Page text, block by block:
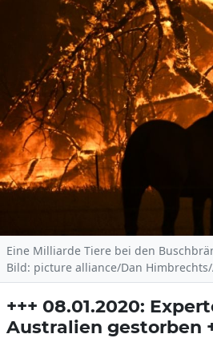
Eine Milliarde Tiere bei den
Bild: picture alliance/Dan Himbrechts/
+++ 08.01.2020:
Australien gestorben